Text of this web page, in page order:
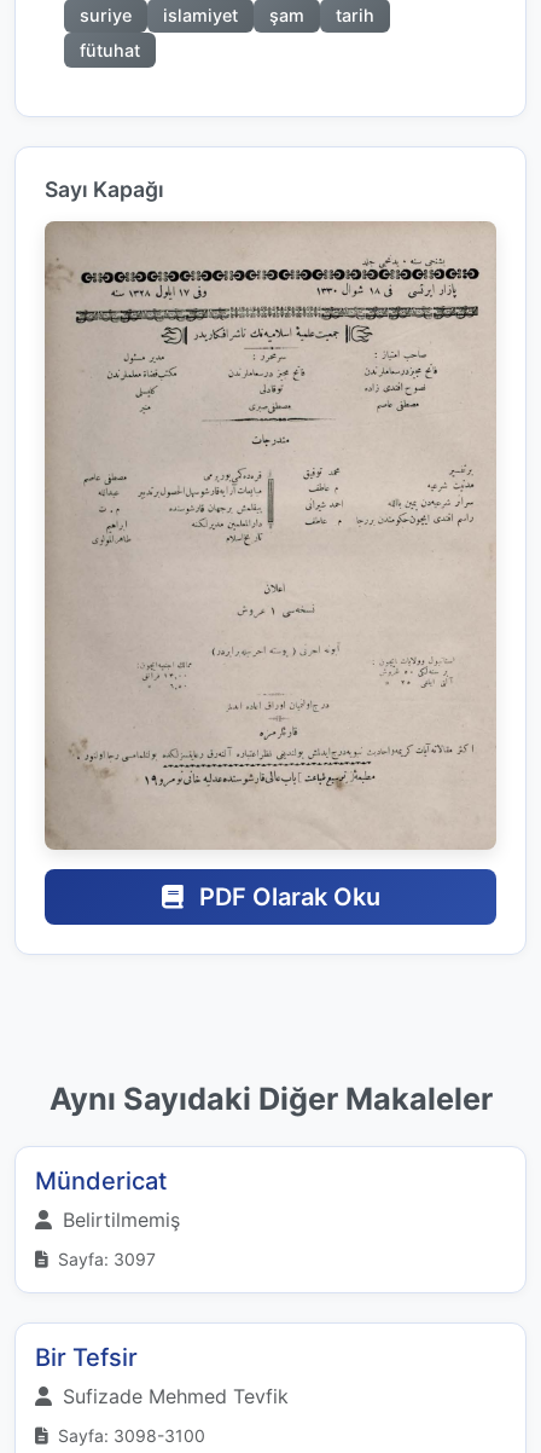
suriye islamiyet şam
tarih
fütuhat
Sayı Kapağı
PDF Olarak Oku
Aynı Sayıdaki Diğer Makaleler
Mündericat
Belirtilmemiş
Sayfa: 3097
Bir Tefsir
Sufizade Mehmed Tevfik
Sayfa: 3098-3100